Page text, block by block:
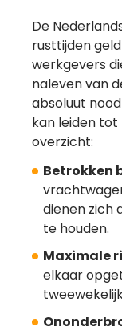
De
rusttijden
werkgevers
naleven van
absoluut
kan leiden
overzicht:
Betrokken
dienen zich
te houden.
Maximale
elkaar